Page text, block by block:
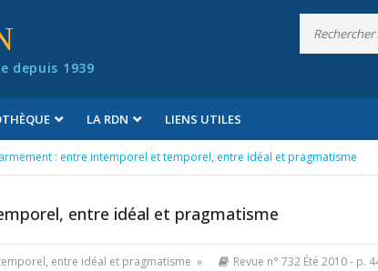
depuis 1939
LA RDN LIENS UTILES
: entre intemporel et temporel, entre idéal et pragmatisme
entre idéal et pragmatisme
entre idéal et pragmatisme » Revue n° 732 Été 2010- p.